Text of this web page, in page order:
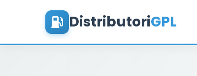
DistributoriGPL